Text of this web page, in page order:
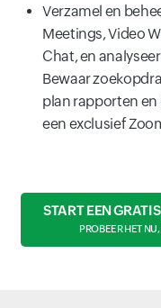
Verzamel en
Meetings, Video
Chat, en
Bewaar
plan rapporten
een exclusief
START EEN
PROBEER HET